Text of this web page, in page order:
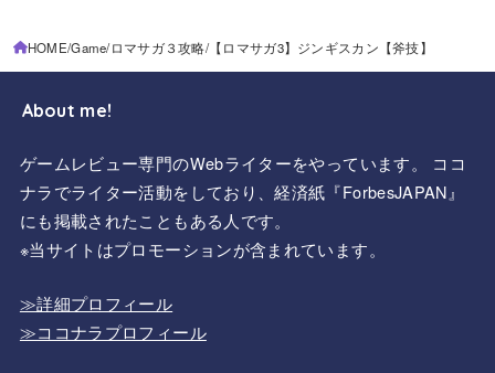
HOME Game ロマサガ３攻略 【ロマサガ3】ジンギスカン【斧技】
About me!
ゲームレビュー専門のWebライターをやっています。 ココ
ナラでライター活動をしており、経済紙『ForbesJAPAN』
にも掲載されたこともある人です。
※当サイトはプロモーションが含まれています。
≫詳細プロフィール
≫ココナラプロフィール